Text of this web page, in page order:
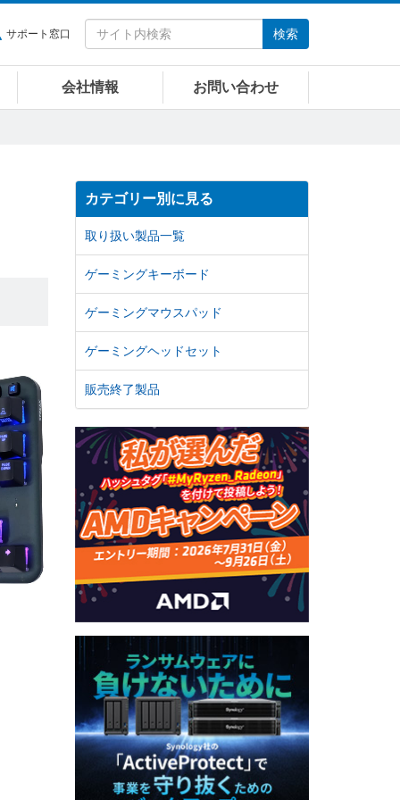
サポート窓口 検索
会社情報 お問い合わせ
カテゴリー別に見る
取り扱い製品一覧
ゲーミングキーボード
ゲーミングマウスパッド
ゲーミングヘッドセット
販売終了製品